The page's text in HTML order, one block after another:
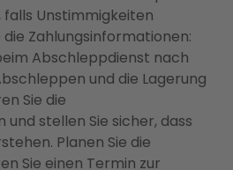
falls Unstimmigkeiten
Zahlungsinformationen:
Abschleppdienst nach
und die Lagerung
Sie die
stellen Sie sicher, dass
Planen Sie die
Sie einen Termin zur